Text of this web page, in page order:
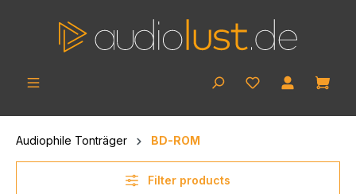
Audiophile Tonträger BD-ROM
Filter products